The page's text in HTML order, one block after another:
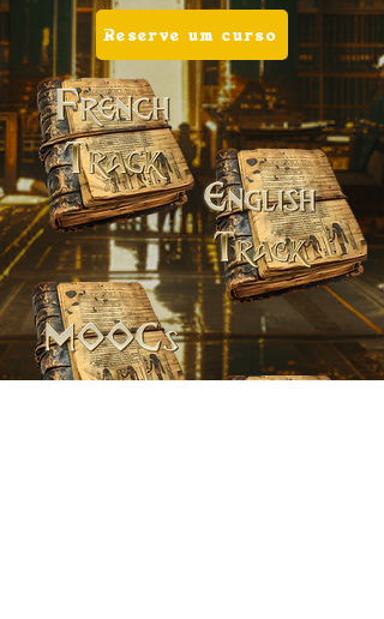
Reserve um curso